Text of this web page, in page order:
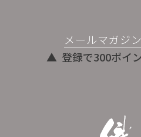
メールマガジ
登録で300ポイ